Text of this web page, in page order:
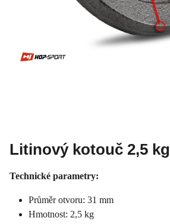
Litinový kotouč 2,5 kg
Technické parametry:
Průměr otvoru: 31 mm
Hmotnost: 2,5 kg